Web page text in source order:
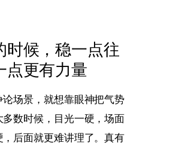
时候，稳一点往
点更有力量
场景，就想靠眼神把气势
数时候，目光一硬，场面
后面就更难讲理了。真有